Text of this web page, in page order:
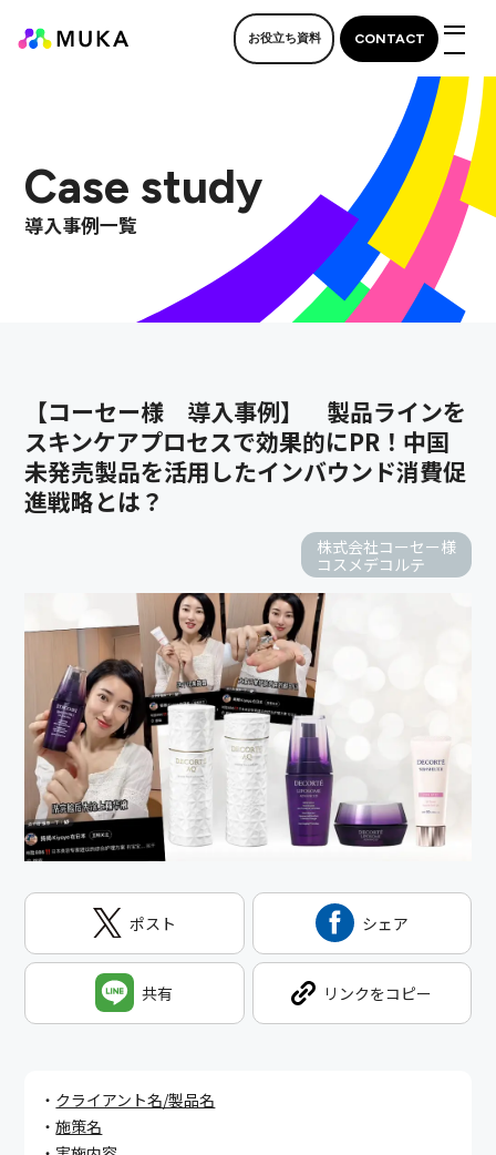
お役立ち資料 CONTACT
Case study
導入事例一覧
【コーセー様 導入事例】 製品ラインを
スキンケアプロセスで効果的にPR！中国
未発売製品を活用したインバウンド消費促
進戦略とは？
株式会社コーセー様
コスメデコルテ
ポスト シェア
共有 リンクをコピー
クライアント名/製品名
施策名